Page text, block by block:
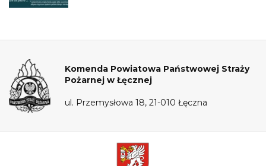
Komenda Powiatowa Państwowej Straży
Pożarnej w Łęcznej
ul. Przemysłowa 18, 21-010 Łęczna